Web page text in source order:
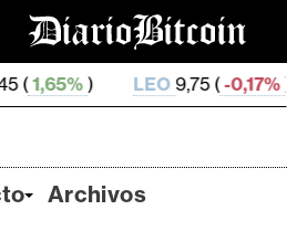
9,75 (-0,17% ) ZEC509,66 (
Archivos